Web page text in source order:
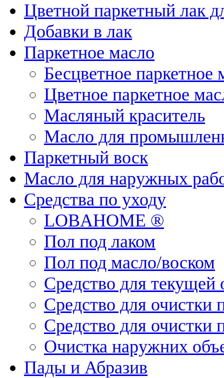
Цветной паркетный лак
Добавки в лак
Паркетное масло
Бесцветное паркетное
Цветное паркетное
Масляный краситель
Масло для
Паркетный воск
Масло для наружных
Средства по уходу
LOBAHOME ®
Пол под лаком
Пол под масло/воском
Средство для текущей
Средство для очистки
Средство для очистки
Очистка наружних
Пады и Абразив